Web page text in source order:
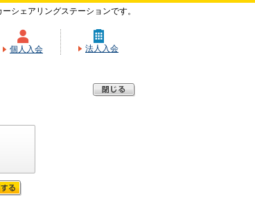
シェアリングステーションです。
個人入会 法人入会